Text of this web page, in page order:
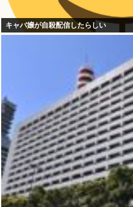
キャバ嬢が自殺配信したらしい